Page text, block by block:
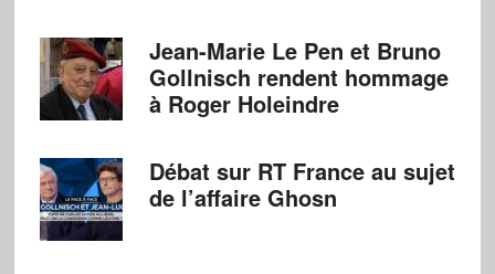
Jean-Marie Le Pen et Bruno
Gollnisch rendent hommage
à Roger Holeindre
Débat sur RT France au sujet
de l’affaire Ghosn